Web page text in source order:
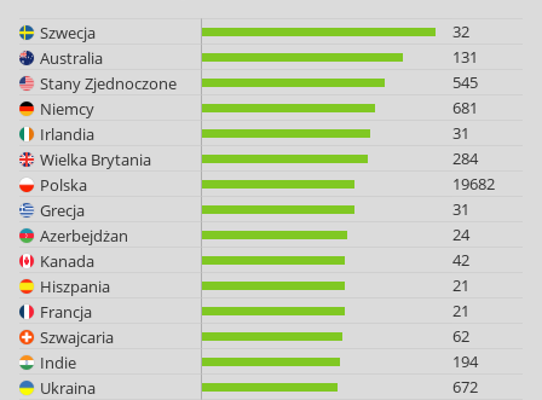
Szwecja
32
Australia
131
Stany Zjednoczone
545
Niemcy
681
Irlandia
31
Wielka Brytania
284
Polska
19682
Grecja
31
Azerbejdżan
24
Kanada
42
Hiszpania
21
Francja
21
Szwajcaria
62
Indie
194
Ukraina
672